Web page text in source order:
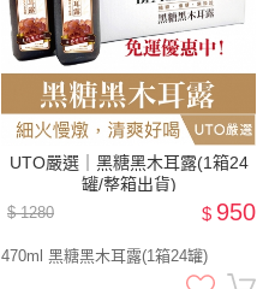
UTO嚴選｜黑糖黑木耳露(1箱24
罐/整箱出貨)
$ 1280 $ 950
470ml 黑糖黑木耳露(1箱24罐)